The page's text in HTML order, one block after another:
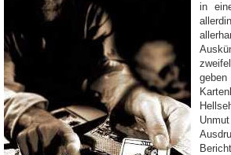
in
geben